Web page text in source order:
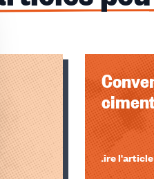
Lire l'article